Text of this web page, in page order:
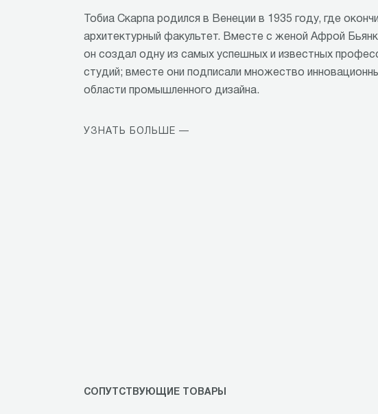
Тобиа Скарпа родился в Венеции в 1935 году, где
архитектурный факультет. Вместе с женой Афрой
он создал одну из самых успешных и известных
студий; вместе они подписали множество
области промышленного дизайна.
УЗНАТЬ БОЛЬШЕ —
СОПУТСТВУЮЩИЕ ТОВАРЫ